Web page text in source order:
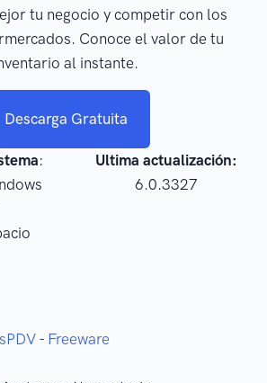
tu negocio y competir con los
Conoce el valor de tu
al instante.
Descarga Gratuita
:
Ultima actualización:
6.0.3327
- Freeware